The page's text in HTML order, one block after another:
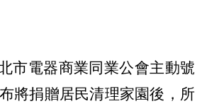
市電器商業同業公會主動號
將捐贈居民清理家園後，所